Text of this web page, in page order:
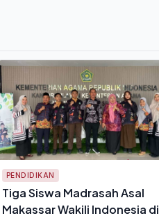
PENDIDIKAN
Tiga Siswa Madrasah Asal
Makassar Wakili Indonesia di